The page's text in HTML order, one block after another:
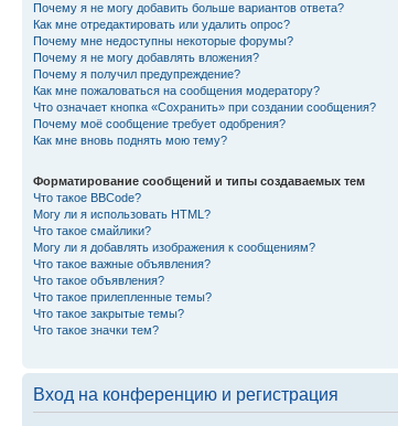
Почему я не могу добавить больше вариантов ответа?
Как мне отредактировать или удалить опрос?
Почему мне недоступны некоторые форумы?
Почему я не могу добавлять вложения?
Почему я получил предупреждение?
Как мне пожаловаться на сообщения модератору?
Что означает кнопка «Сохранить» при создании сообщения?
Почему моё сообщение требует одобрения?
Как мне вновь поднять мою тему?
Форматирование сообщений и типы создаваемых тем
Что такое BBCode?
Могу ли я использовать HTML?
Что такое смайлики?
Могу ли я добавлять изображения к сообщениям?
Что такое важные объявления?
Что такое объявления?
Что такое прилепленные темы?
Что такое закрытые темы?
Что такое значки тем?
Вход на конференцию и регистрация